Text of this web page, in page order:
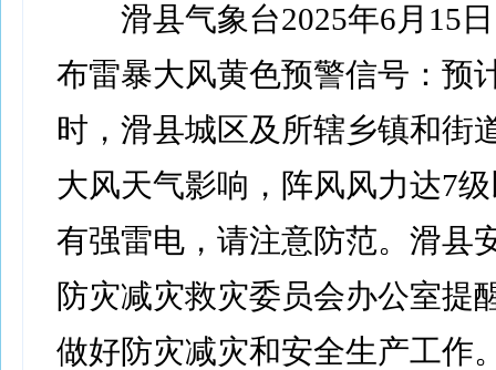
滑县气象台2025年6月15日
布雷暴大风黄色预警信号：预
时，滑县城区及所辖乡镇和街
大风天气影响，阵风风力达7
有强雷电，请注意防范。滑县
防灾减灾救灾委员会办公室提
做好防灾减灾和安全生产工作